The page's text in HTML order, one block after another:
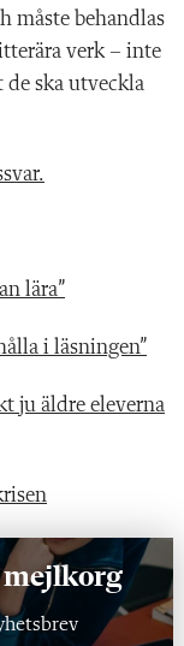
måste behandlas
verk – inte
ska utveckla
lära”
i läsningen”
ju äldre eleverna